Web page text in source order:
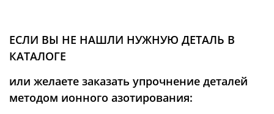
ЕСЛИ ВЫ НЕ НАШЛИ НУЖНУЮ ДЕТАЛЬ В
КАТАЛОГЕ
или желаете заказать упрочнение деталей
методом ионного азотирования: